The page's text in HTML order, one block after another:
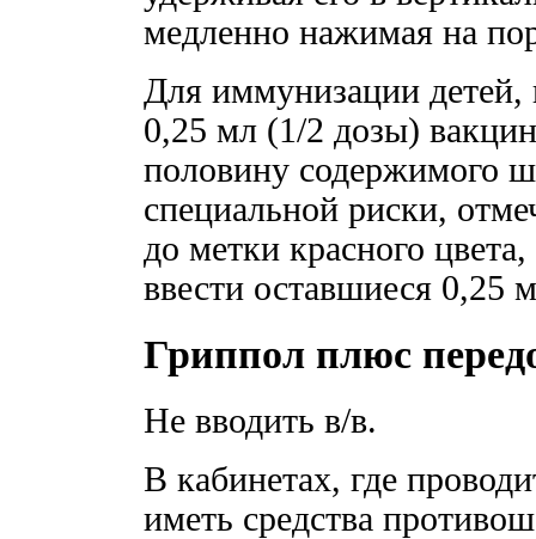
медленно нажимая на
Для иммунизации детей,
0,25 мл (1/2 дозы)
половину содержимого
специальной риски,
до метки красного
ввести оставшиеся 0,25
Гриппол плюс
Не вводить в/в.
В кабинетах, где
иметь средства